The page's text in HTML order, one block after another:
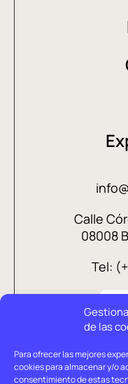
de las
Para ofrecer las mejores
cookies para almacenar y/o
consentimiento de estas
Calle
08008
Tel: